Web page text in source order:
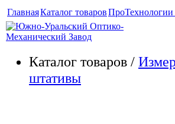
ГлавнаяКаталог товаровПроТехнологии
Каталог товаров /
штативы